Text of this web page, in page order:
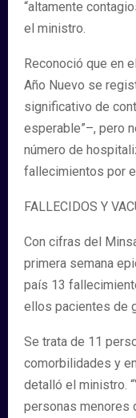
“altamente
el ministro.
Reconoció que en
Año Nuevo se
significativo de
esperable”–, pero
número de
fallecimientos por
FALLECIDOS Y
Con cifras del
primera semana
país 13
ellos pacientes de
Se trata de 11
comorbilidades y
detalló el ministro.
personas menores